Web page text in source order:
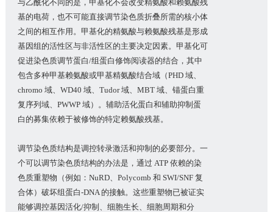
与乙酰化不同的是，甲基化不会改变精氨酸和赖氨酸残
基的电荷，也不可能直接调节染色质折叠所需的核小体
之间的相互作用。甲基化的精氨酸与赖氨酸残基是形成
基因组的活性区与非活性区的主要决定因素。甲基化可
促进染色质调节蛋白/组蛋白修饰阅读器的结合，其中
包含多种甲基赖氨酸或甲基精氨酸结合域（PHD 域、
chromo 域、WD40 域、Tudor 域、MBT 域、锚蛋白重
复序列域、PWWP 域）。辅助活化蛋白和辅助抑制蛋
白的募集依赖于被修饰的特定赖氨酸残基。
调节染色质结构是调控转录激活和抑制的必要部分。一
个可以调节染色质结构的办法是，通过 ATP 依赖的染
色质重塑物（例如：NuRD、Polycomb 和 SWI/SNF 复
合体）破坏组蛋白-DNA 的接触。这些重塑物已被证实
能够调控基因活化/抑制、细胞生长、细胞周期和分